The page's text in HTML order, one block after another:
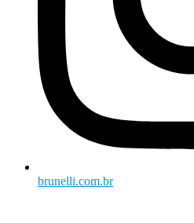
brunelli.com.br